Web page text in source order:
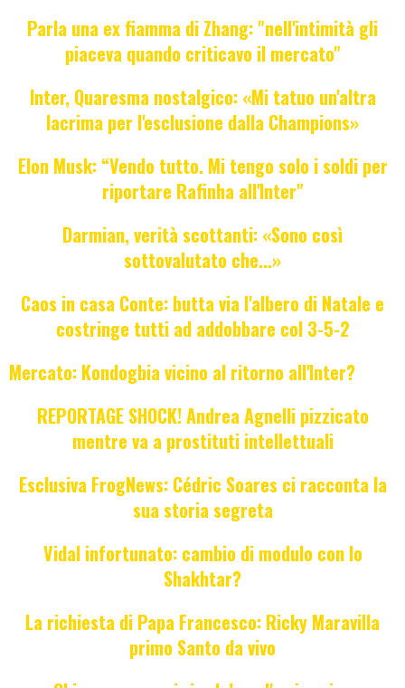
Parla una ex fiamma di Zhang: "nell'intimità gli
piaceva quando criticavo il mercato"
Inter, Quaresma nostalgico: «Mi tatuo un'altra
lacrima per l'esclusione dalla Champions»
Elon Musk: “Vendo tutto. Mi tengo solo i soldi per
riportare Rafinha all'Inter"
Darmian, verità scottanti: «Sono così
sottovalutato che...»
Caos in casa Conte: butta via l'albero di Natale e
costringe tutti ad addobbare col 3-5-2
Mercato: Kondogbia vicino al ritorno all'Inter?
REPORTAGE SHOCK! Andrea Agnelli pizzicato
mentre va a prostituti intellettuali
Esclusiva FrogNews: Cédric Soares ci racconta la
sua storia segreta
Vidal infortunato: cambio di modulo con lo
Shakhtar?
La richiesta di Papa Francesco: Ricky Maravilla
primo Santo da vivo